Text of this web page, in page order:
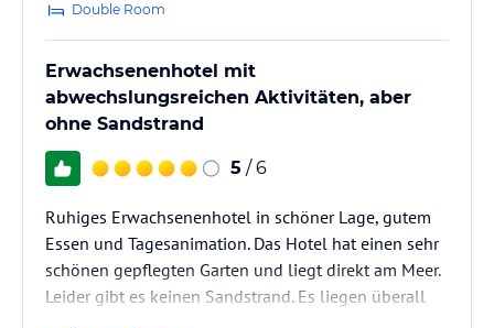
Double Room
Erwachsenenhotel mit
abwechslungsreichen Aktivitäten, aber
ohne Sandstrand
5 / 6
Ruhiges Erwachsenenhotel in schöner Lage, gutem
Essen und Tagesanimation. Das Hotel hat einen sehr
schönen gepflegten Garten und liegt direkt am Meer.
Leider gibt es keinen Sandstrand. Es liegen überall